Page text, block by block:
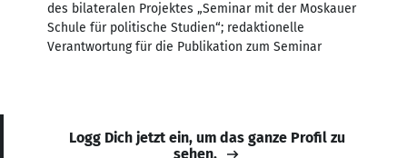
des bilateralen Projektes „Seminar mit der Moskauer
Schule für politische Studien“; redaktionelle
Verantwortung für die Publikation zum Seminar
Logg Dich jetzt ein, um das ganze Profil zu
sehen.